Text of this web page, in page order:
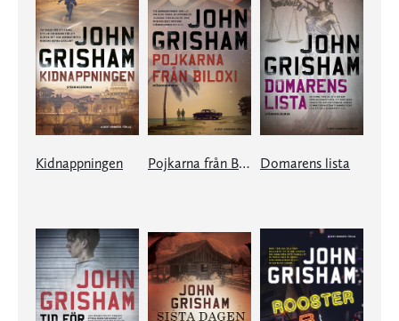
Kidnappningen Pojkarna från Biloxi Domarens lista